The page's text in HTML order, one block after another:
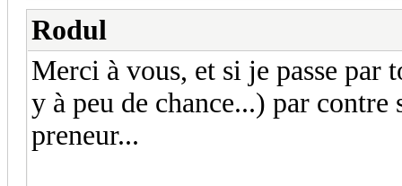
Rodul
Merci à vous, et si je passe par
y à peu de chance...) par
preneur...